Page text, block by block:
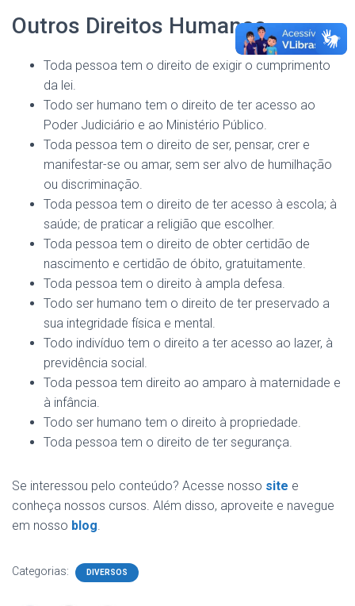
Outros Direitos Humanos
Toda pessoa tem o direito de exigir o cumprimento
da lei.
Todo ser humano tem o direito de ter acesso ao
Poder Judiciário e ao Ministério Público.
Toda pessoa tem o direito de ser, pensar, crer e
manifestar-se ou amar, sem ser alvo de humilhação
ou discriminação.
Toda pessoa tem o direito de ter acesso à escola; à
saúde; de praticar a religião que escolher.
Toda pessoa tem o direito de obter certidão de
nascimento e certidão de óbito, gratuitamente.
Toda pessoa tem o direito à ampla defesa.
Todo ser humano tem o direito de ter preservado a
sua integridade física e mental.
Todo indivíduo tem o direito a ter acesso ao lazer, à
previdência social.
Toda pessoa tem direito ao amparo à maternidade e
à infância.
Todo ser humano tem o direito à propriedade.
Toda pessoa tem o direito de ter segurança.
Se interessou pelo conteúdo? Acesse nosso site e
conheça nossos cursos. Além disso, aproveite e navegue
em nosso blog.
Categorias: DIVERSOS